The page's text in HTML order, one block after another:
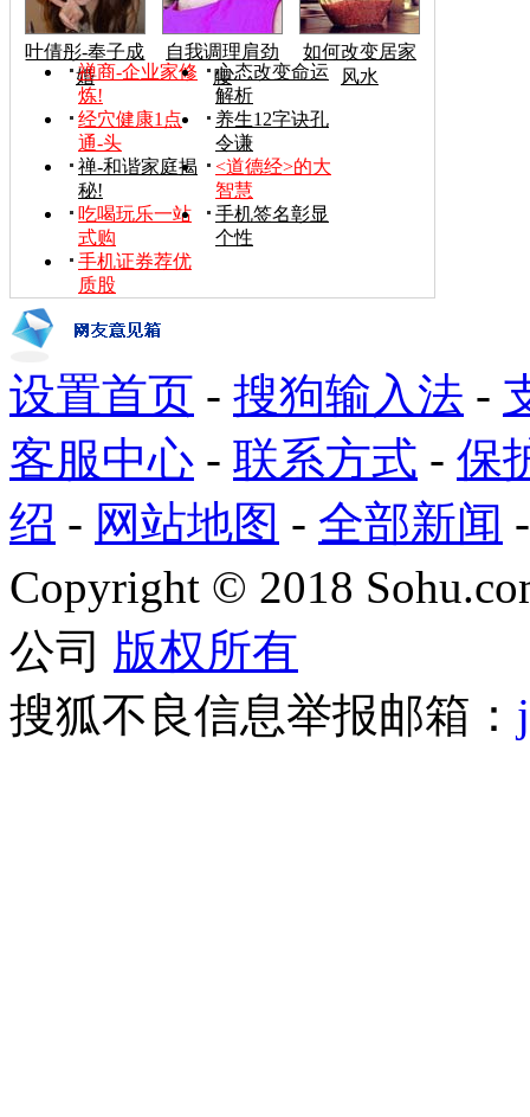
叶倩彤-奉子成
婚
自我调理肩劲
腰
如何改变居家
风水
禅商-企业家修
炼!
心态改变命运
解析
经穴健康1点
通-头
养生12字诀孔
令谦
禅-和谐家庭揭
秘!
<道德经>的大
智慧
吃喝玩乐一站
式购
手机签名彰显
个性
手机证券荐优
质股
设置首页 - 搜狗输入法 -
客服中心 - 联系方式 - 保
绍 - 网站地图 - 全部新闻
Copyright © 2018
公司 版权所有
搜狐不良信息举报邮箱：